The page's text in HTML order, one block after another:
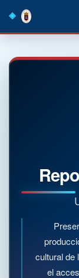
navigation
cultural de
el